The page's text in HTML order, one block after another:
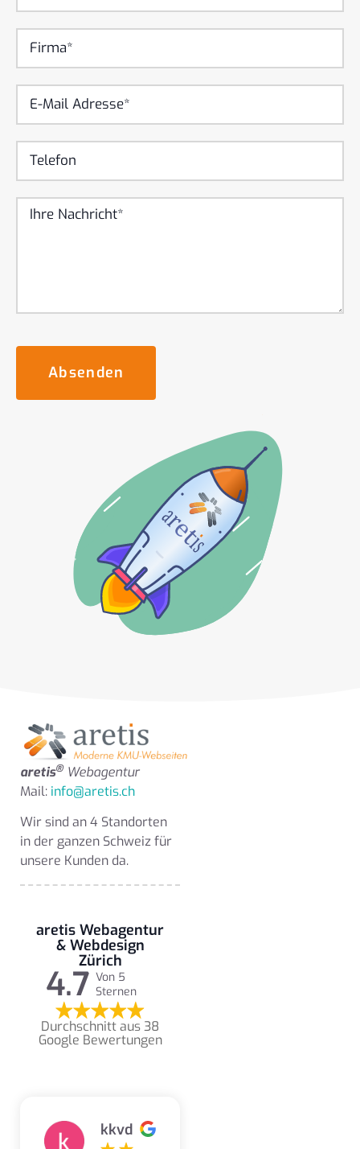
Absenden
aretis® Webagentur
Mail: info@aretis.ch
Wir sind an 4 Standorten
in der ganzen Schweiz für
unsere Kunden da.
aretis Webagentur
& Webdesign
Zürich
4.7 Von 5
Sternen
Durchschnitt aus 38
Google Bewertungen
kkvd